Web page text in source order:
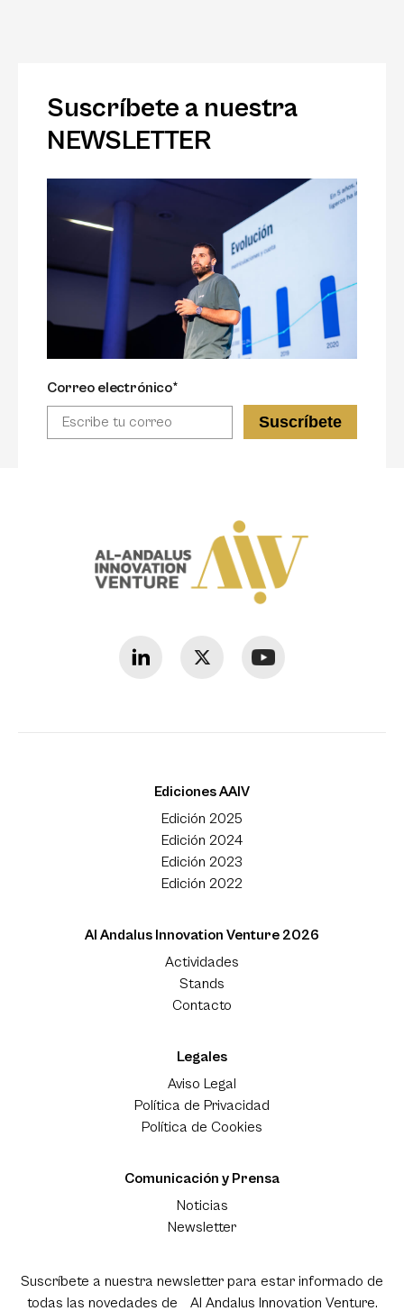
Suscríbete a nuestra
NEWSLETTER
Correo electrónico*
Ediciones AAIV
Edición 2025
Edición 2024
Edición 2023
Edición 2022
Al Andalus Innovation Venture 2026
Actividades
Stands
Contacto
Legales
Aviso Legal
Política de Privacidad
Política de Cookies
Comunicación y Prensa
Noticias
Newsletter
Suscríbete a nuestra newsletter para estar informado de
todas las novedades de Al Andalus Innovation Venture.